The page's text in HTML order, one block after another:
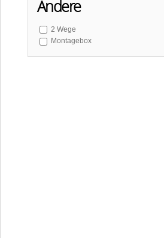
Andere
2 Wege
Montagebox